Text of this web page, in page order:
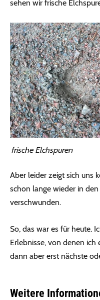
sehen wir frische
frische Elchspuren
Aber leider zeigt sich uns
schon lange wieder in
verschwunden.
So, das war es für heute.
Erlebnisse, von denen
dann aber erst nächste
Weitere